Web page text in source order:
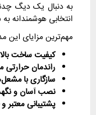
به دنبال یک دیگ
انتخابی هوشمندانه
مهم‌ترین مزایای این
کیفیت ساخت
راندمان
سازگاری با
نصب آسان و
پشتیبانی